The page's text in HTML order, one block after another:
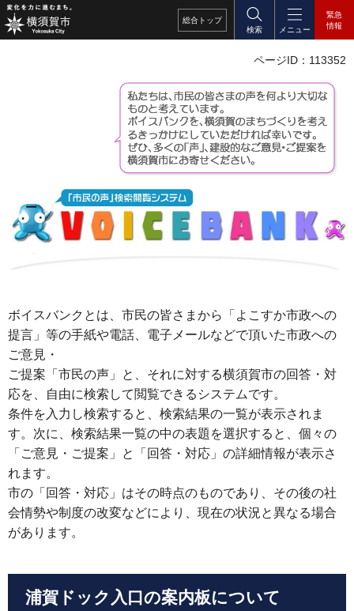
総合 トップ
検索
メニュー
緊急
情報
ページID：113352
ボイスバンクとは、市民の皆さまから「よこすか市政への
提言」等の手紙や電話、電子メールなどで頂いた市政への
ご意見・
ご提案「市民の声」と、それに対する横須賀市の回答・対
応を、自由に検索して閲覧できるシステムです。
条件を入力し検索すると、検索結果の一覧が表示されま
す。次に、検索結果一覧の中の表題を選択すると、個々の
「ご意見・ご提案」と「回答・対応」の詳細情報が表示さ
れます。
市の「回答・対応」はその時点のものであり、その後の社
会情勢や制度の改変などにより、現在の状況と異なる場合
があります。
浦賀ドック入口の案内板について